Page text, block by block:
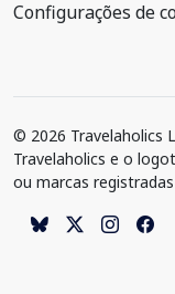
Configurações de
© 2026 Travelaholics
Travelaholics e o
ou marcas